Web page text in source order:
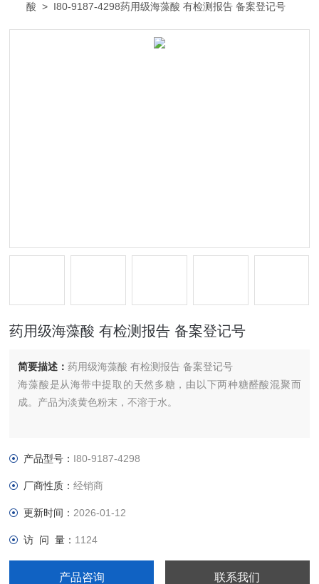
酸 > I80-9187-4298药用级海藻酸 有检测报告 备案登记号
药用级海藻酸 有检测报告 备案登记号
简要描述：药用级海藻酸 有检测报告 备案登记号
海藻酸是从海带中提取的天然多糖，由以下两种糖醛酸混聚而
成。产品为淡黄色粉末，不溶于水。
产品型号： I80-9187-4298
厂商性质：经销商
更新时间： 2026-01-12
访 问 量： 1124
产品咨询 联系我们